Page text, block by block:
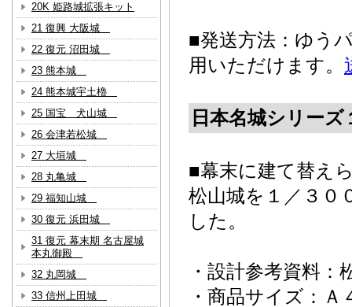
■発送方法：ゆう
用いただけます。
日本名城シリー
■幕末に建て替え
松山城を１／３０
した。
・設計参考資料
・商品サイズ：Ａ
20K 姫路城拡張キット
21 復興 大阪城
22 復元 沼田城
23 熊本城
24 熊本城宇土櫓
25 国宝 犬山城
26 会津若松城
27 大垣城
28 丸亀城
29 福知山城
30 復元 浜田城
31 復元 幕末期 名古屋城
本丸御殿
32 丸岡城
33 信州上田城